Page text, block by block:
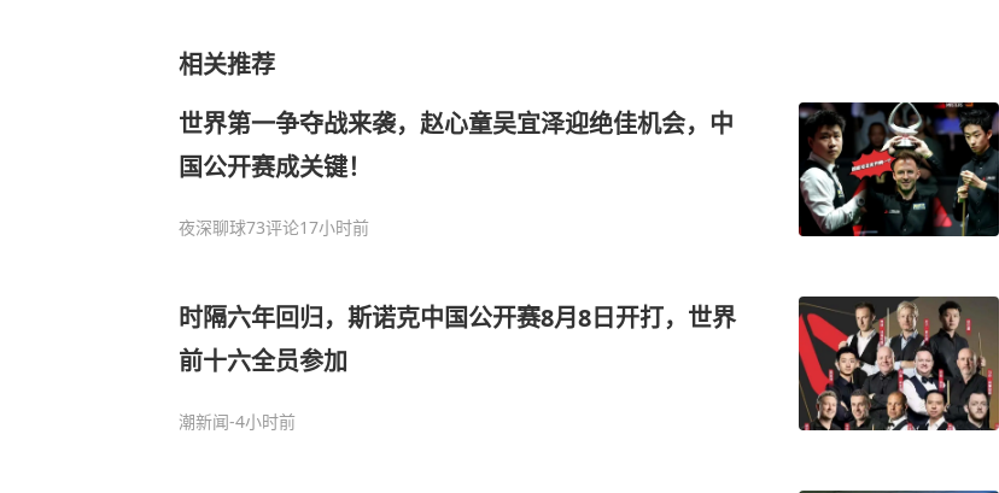
相关推荐
世界第一争夺战来袭，赵心童吴宜泽迎绝佳机会，中
国公开赛成关键！
夜深聊球73评论17小时前
时隔六年回归，斯诺克中国公开赛8月8日开打，世界
前十六全员参加
潮新闻-4小时前